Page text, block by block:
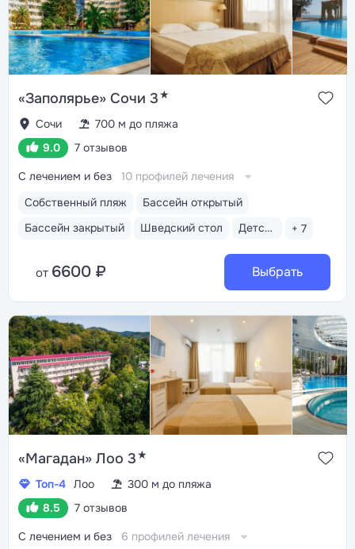
«Заполярье» Сочи 3★
Сочи
700 м до пляжа
9.0
7 отзывов
Собственный пляж
Бассейн открытый
Бассейн закрытый
Шведский стол Детская анимация + 7
С лечением и без 10 профилей лечения
от 6600 ₽ Выбрать
«Магадан» Лоо 3★
Топ-4 Лоо
300 м до пляжа
8.5
7 отзывов
С лечением и без 6 профилей лечения